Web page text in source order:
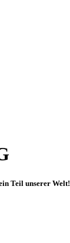
Teil unserer Welt!